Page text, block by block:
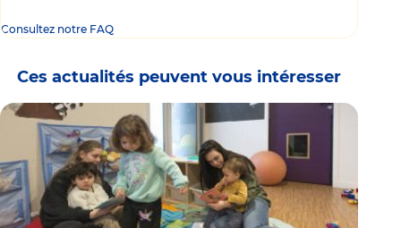
Consultez notre FAQ
Ces actualités peuvent vous intéresser